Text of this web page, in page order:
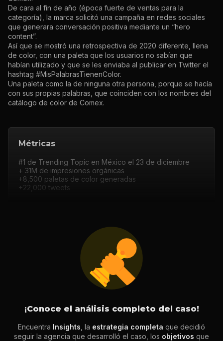
De cara al fin de año (época fuerte de ventas para la
categoría), la marca solicitó una campaña en redes sociales
que generara conversación positiva mediante un “hero
content”.
Así que se mostró una retrospectiva de 2020 diferente, llena
de color, con una paleta que los usuarios no sabían que
habían utilizado y que se les enviaba al publicar en Twitter el
hashtag #MisPalabrasTienenColor.
Una paleta como la de ninguna otra persona, porque se hacía
con sus propias palabras, que coinciden con los nombres del
catálogo de color de Comex.
Métricas
#1 de Trending Topic en México el 23 de diciembre
+ 31M de impresiones orgánicas
+8,500 paletas de color generadas
+22,000 tweets
¡Conoce el análisis completo del caso!
Encuentra Insights , la estrategia completa que decidió
seguir la agencia que desarrolló el caso, los objetivos que